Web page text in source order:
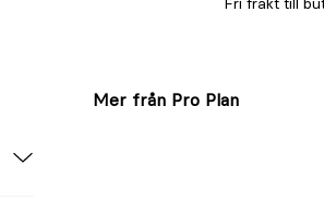
Mer från Pro Plan